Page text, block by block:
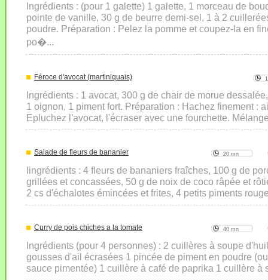
Ingrédients : (pour 1 galette) 1 galette, 1 morceau de
pointe de vanille, 30 g de beurre demi-sel, 1 à 2
poudre. Préparation : Pelez la pomme et coupez-la en
po�...
Féroce d'avocat (martiniquais)
Ingrédients : 1 avocat, 300 g de chair de morue
1 oignon, 1 piment fort. Préparation : Hachez finement :
Epluchez l'avocat, l'écraser avec une fourchette.
Salade de fleurs de bananier 20 mn
Iingrédients : 4 fleurs de bananiers fraîches, 100 g de
grillées et concassées, 50 g de noix de coco râpée et
2 cs d'échalotes émincées et frites, 4 petits piments
Curry de pois chiches a la tomate 40 mn
Ingrédients (pour 4 personnes) : 2 cuillères à soupe
gousses d'ail écrasées 1 pincée de piment en poudre
sauce pimentée) 1 cuillère à café de paprika 1 cuillère à